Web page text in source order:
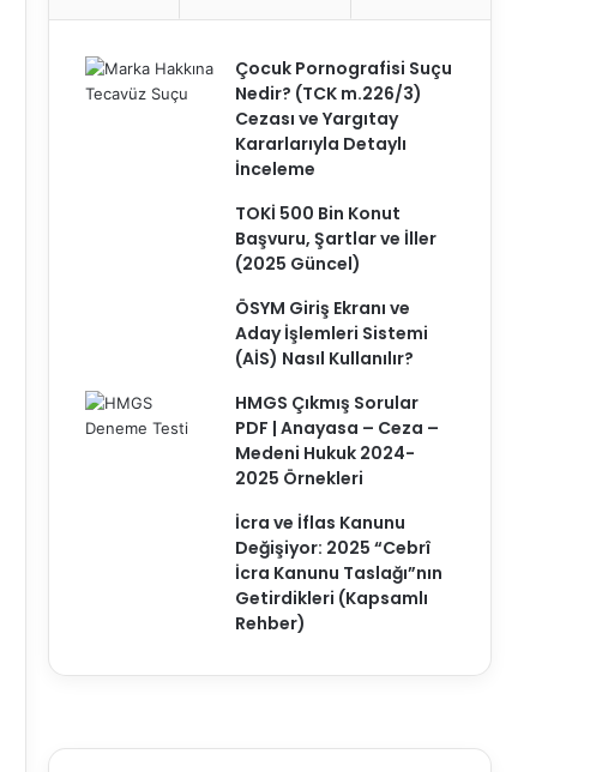
Çocuk Pornografisi Suçu
Nedir? (TCK m.226/3)
Cezası ve Yargıtay
Kararlarıyla Detaylı
İnceleme
TOKİ 500 Bin Konut
Başvuru, Şartlar ve İller
(2025 Güncel)
ÖSYM Giriş Ekranı ve
Aday İşlemleri Sistemi
(AİS) Nasıl Kullanılır?
HMGS Çıkmış Sorular
PDF | Anayasa – Ceza –
Medeni Hukuk 2024-
2025 Örnekleri
İcra ve İflas Kanunu
Değişiyor: 2025 “Cebrî
İcra Kanunu Taslağı”nın
Getirdikleri (Kapsamlı
Rehber)